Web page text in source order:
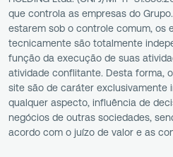
que controla as empresas do
estarem sob o controle comum, os
tecnicamente são totalmente
função da execução de suas
atividade conflitante. Desta forma,
site são de caráter exclusivamente
qualquer aspecto, influência de
negócios de outras sociedades,
acordo com o juízo de valor e as